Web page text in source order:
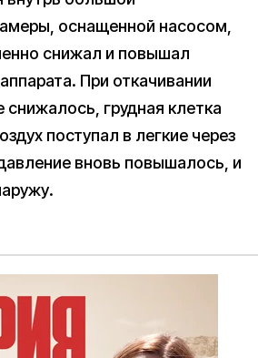
оснащенной насосом,
снижал и повышал
При откачивании
снижалось, грудная клетка
поступал в легкие через
вновь повышалось, и